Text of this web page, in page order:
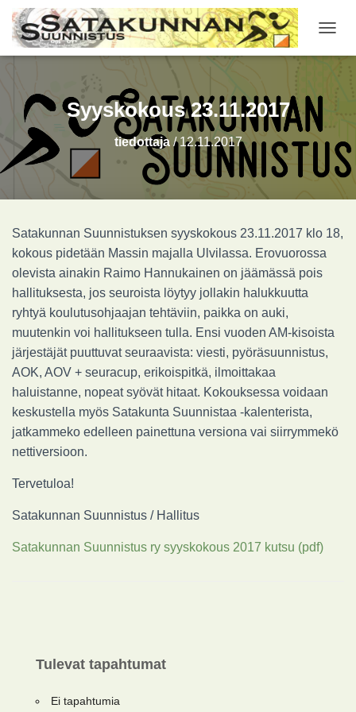
Syyskokous 23.11.2017
tiedottaja/12.11.2017
Satakunnan Suunnistuksen syyskokous 23.11.2017 klo 18,
kokous pidetään Massin majalla Ulvilassa. Erovuorossa
olevista ainakin Raimo Hannukainen on jäämässä pois
hallituksesta, jos seuroista löytyy jollakin halukkuutta
ryhtyä koulutusohjaajan tehtäviin, paikka on auki,
muutenkin voi hallitukseen tulla. Ensi vuoden AM-kisoista
järjestäjät puuttuvat seuraavista: viesti, pyöräsuunnistus,
AOK, AOV + seuracup, erikoispitkä, ilmoittakaa
haluistanne, nopeat syövät hitaat. Kokouksessa voidaan
keskustella myös Satakunta Suunnistaa -kalenterista,
jatkammeko edelleen painettuna versiona vai siirrymmekö
nettiversioon.
Tervetuloa!
Satakunnan Suunnistus / Hallitus
Satakunnan Suunnistus ry syyskokous 2017 kutsu (pdf)
Tulevat tapahtumat
Ei tapahtumia